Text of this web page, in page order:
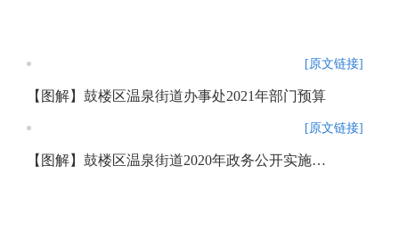
[原文链接]
【图解】鼓楼区温泉街道办事处2021年部门预算
[原文链接]
【图解】鼓楼区温泉街道2020年政务公开实施方案